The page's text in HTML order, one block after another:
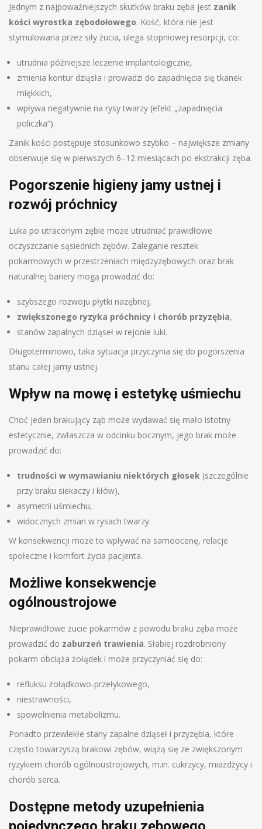
Jednym z najpoważniejszych skutków braku zęba jest zanik
kości wyrostka zębodołowego. Kość, która nie jest
stymulowana przez siły żucia, ulega stopniowej resorpcji, co:
utrudnia późniejsze leczenie implantologiczne,
zmienia kontur dziąsła i prowadzi do zapadnięcia się tkanek
miękkich,
wpływa negatywnie na rysy twarzy (efekt „zapadnięcia
policzka”).
Zanik kości postępuje stosunkowo szybko – największe zmiany
obserwuje się w pierwszych 6–12 miesiącach po ekstrakcji zęba.
Pogorszenie higieny jamy ustnej i
rozwój próchnicy
Luka po utraconym zębie może utrudniać prawidłowe
oczyszczanie sąsiednich zębów. Zaleganie resztek
pokarmowych w przestrzeniach międzyzębowych oraz brak
naturalnej bariery mogą prowadzić do:
szybszego rozwoju płytki nazębnej,
zwiększonego ryzyka próchnicy i chorób przyzębia,
stanów zapalnych dziąseł w rejonie luki.
Długoterminowo, taka sytuacja przyczynia się do pogorszenia
stanu całej jamy ustnej.
Wpływ na mowę i estetykę uśmiechu
Choć jeden brakujący ząb może wydawać się mało istotny
estetycznie, zwłaszcza w odcinku bocznym, jego brak może
prowadzić do:
trudności w wymawianiu niektórych głosek (szczególnie
przy braku siekaczy i kłów),
asymetrii uśmiechu,
widocznych zmian w rysach twarzy.
W konsekwencji może to wpływać na samoocenę, relacje
społeczne i komfort życia pacjenta.
Możliwe konsekwencje
ogólnoustrojowe
Nieprawidłowe żucie pokarmów z powodu braku zęba może
prowadzić do zaburzeń trawienia. Słabiej rozdrobniony
pokarm obciąża żołądek i może przyczyniać się do:
refluksu żołądkowo-przełykowego,
niestrawności,
spowolnienia metabolizmu.
Ponadto przewlekłe stany zapalne dziąseł i przyzębia, które
często towarzyszą brakowi zębów, wiążą się ze zwiększonym
ryzykiem chorób ogólnoustrojowych, m.in. cukrzycy, miażdżycy i
chorób serca.
Dostępne metody uzupełnienia